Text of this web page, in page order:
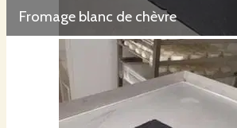
Fromage blanc de chèvre